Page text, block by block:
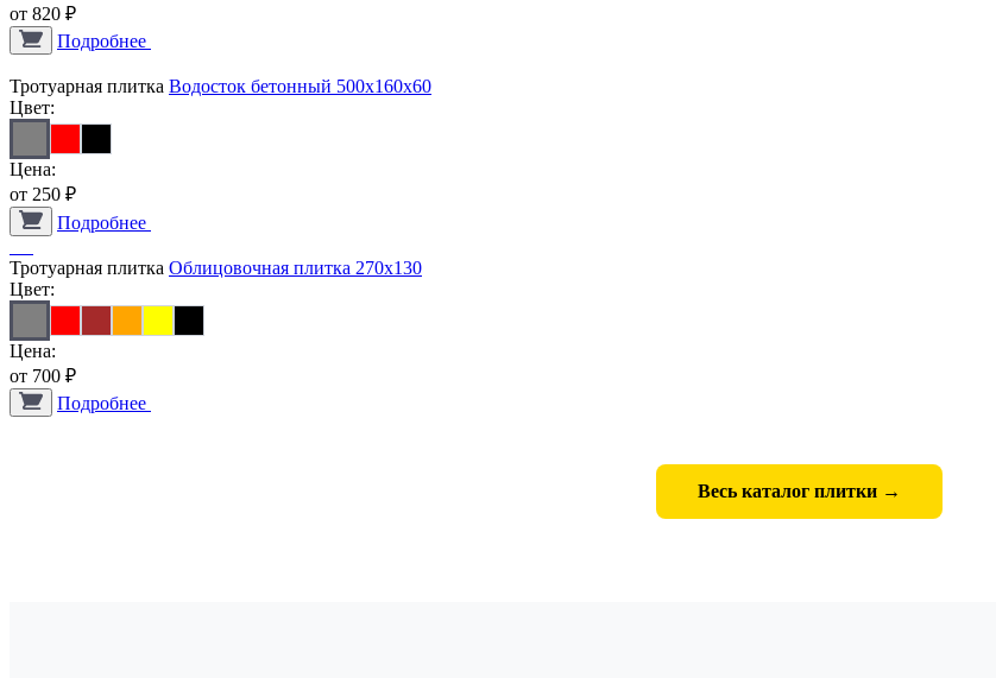
от 820 ₽
Подробнее
Тротуарная плитка Водосток бетонный 500х160х60
Цвет:
Цена:
от 250 ₽
Подробнее
Тротуарная плитка Облицовочная плитка 270х130
Цвет:
Цена:
от 700 ₽
Подробнее
Весь каталог плитки →